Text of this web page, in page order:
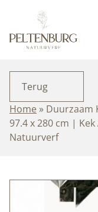
de
inhoud
Terug
Home » Duurzaam
97.4 x 280 cm |
Natuurverf